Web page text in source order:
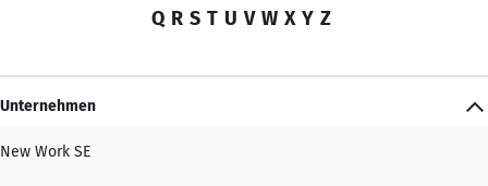
Q R S T U V W X Y Z
Unternehmen
New Work SE